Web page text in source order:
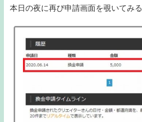
本日の夜に再び申請画面を覗いてみ